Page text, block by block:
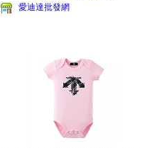
愛迪達批發網